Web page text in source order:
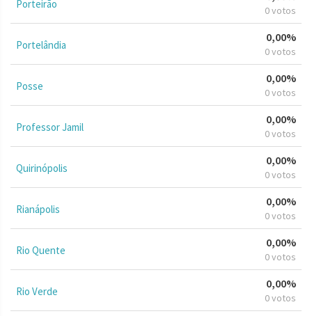
Porteirão 0 votos
Portelândia
0,00%
0 votos
Posse
0,00%
0 votos
Professor Jamil
0,00%
0 votos
Quirinópolis
0,00%
0 votos
Rianápolis
0,00%
0 votos
Rio Quente
0,00%
0 votos
Rio Verde
0,00%
0 votos